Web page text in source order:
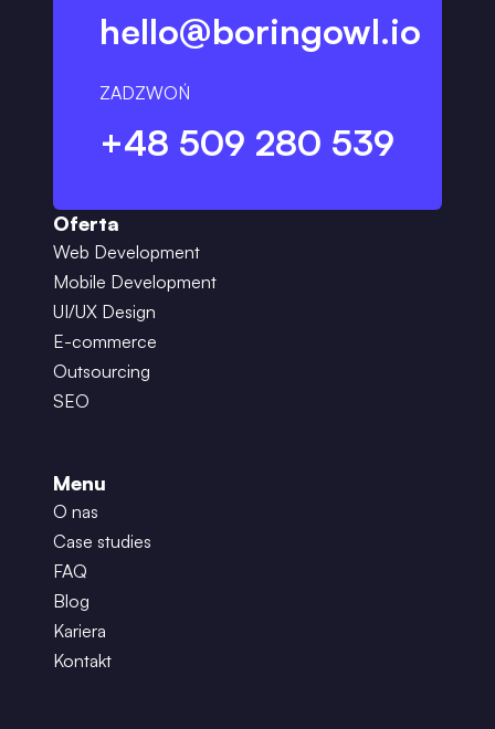
hello@boringowl.io
ZADZWOŃ
+48 509 280 539
Oferta
Web Development
Mobile Development
UI/UX Design
E-commerce
Outsourcing
SEO
Menu
O nas
Case studies
FAQ
Blog
Kariera
Kontakt